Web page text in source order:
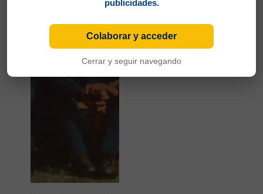
publicidades.
Colaborar y acceder
Cerrar y seguir navegando